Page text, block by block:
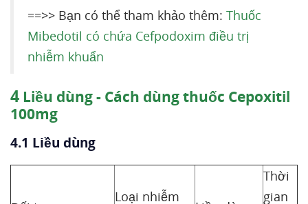
==>> Bạn có thể tham khảo thêm: Thuốc
Mibedotil có chứa Cefpodoxim điều trị
nhiễm khuẩn
4 Liều dùng - Cách dùng thuốc Cepoxitil
100mg
4.1 Liều dùng
Loại nhiễm
Thời
gian